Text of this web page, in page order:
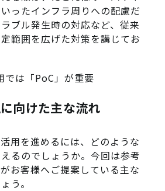
ったインフラ周りへの配慮だ
ブル発生時の対応など、従来
範囲を広げた対策を講じてお
向けた主な流れ
用を進めるには、どのような
るのでしょうか。今回は参考
お客様へご提案している主な
う。